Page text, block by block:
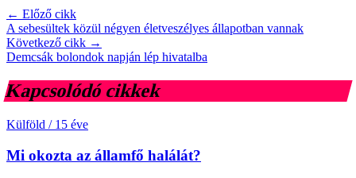
← Előző cikk
A sebesültek közül négyen életveszélyes állapotban vannak
Következő cikk →
Demcsák bolondok napján lép hivatalba
Kapcsolódó cikkek
Külföld / 15 éve
Mi okozta az államfő halálát?